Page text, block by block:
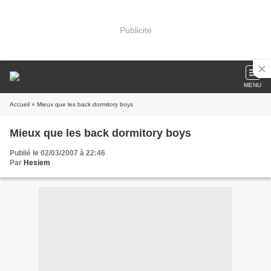
Publicité
MENU
Accueil » Mieux que les back dormitory boys
Mieux que les back dormitory boys
Publié le 02/03/2007 à 22:46
Par Hesiem